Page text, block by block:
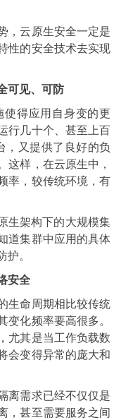
云原生安全一定是
性的安全技术去实现
可见、可防
得应用自身变的更
行几十个、甚至上百
，又提供了良好的负
这样，在云原生中，
率，较传统环境，有
架构下的大规模集
道集群中应用的具体
护。
安全
命周期相比较传统
变化频率要高很多。
尤其是当工作负载数
会变得异常的庞大和
需求已经不仅仅是
，甚至需要服务之间